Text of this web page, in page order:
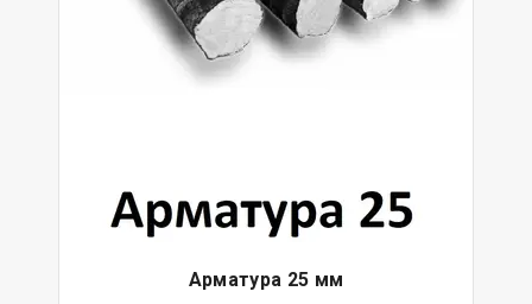
Арматура 25 мм